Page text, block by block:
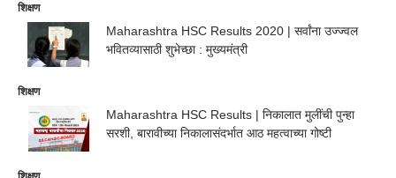
शिक्षण
Maharashtra HSC Results 2020 | सर्वांना उज्ज्वल
भवितव्यासाठी शुभेच्छा : मुख्यमंत्री
शिक्षण
Maharashtra HSC Results | निकालात मुलींची पुन्हा
सरशी, बारावीच्या निकालासंदर्भात आठ महत्वाच्या गोष्टी